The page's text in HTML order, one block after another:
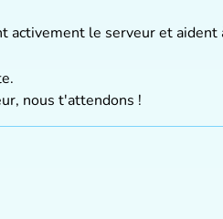
le serveur et
.
nous t'attendons !